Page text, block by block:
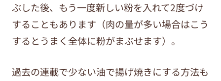
ぶした後、もう一度新しい粉を入れて2度づけ
することもあります（肉の量が多い場合はこう
するとうまく全体に粉がまぶせます）。
過去の連載で少ない油で揚げ焼きにする方法も